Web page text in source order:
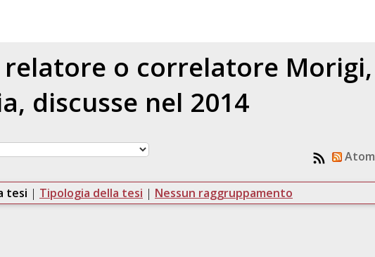
relatore o correlatore Morigi,
, discusse nel 2014
Atom
tesi | Tipologia della tesi | Nessun raggruppamento